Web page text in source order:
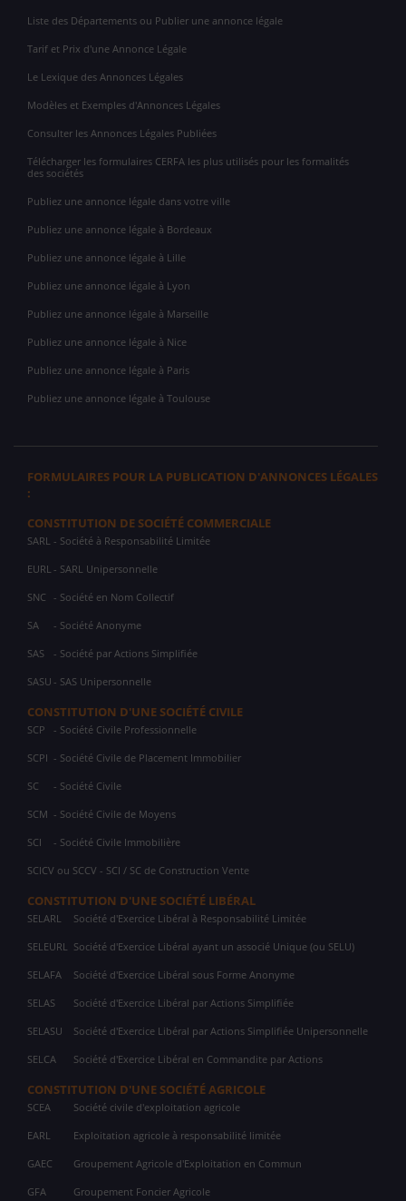
Liste des Départements ou Publier une annonce légale
Tarif et Prix d'une Annonce Légale
Le Lexique des Annonces Légales
Modèles et Exemples d'Annonces Légales
Consulter les Annonces Légales Publiées
Télécharger les formulaires CERFA les plus utilisés pour les formalités
des sociétés
Publiez une annonce légale dans votre ville
Publiez une annonce légale à Bordeaux
Publiez une annonce légale à Lille
Publiez une annonce légale à Lyon
Publiez une annonce légale à Marseille
Publiez une annonce légale à Nice
Publiez une annonce légale à Paris
Publiez une annonce légale à Toulouse
FORMULAIRES POUR LA PUBLICATION D'ANNONCES LÉGALES
:
CONSTITUTION DE SOCIÉTÉ COMMERCIALE
SARL - Société à Responsabilité Limitée
EURL - SARL Unipersonnelle
SNC - Société en Nom Collectif
SA - Société Anonyme
SAS - Société par Actions Simplifiée
SASU - SAS Unipersonnelle
CONSTITUTION D'UNE SOCIÉTÉ CIVILE
SCP - Société Civile Professionnelle
SCPI - Société Civile de Placement Immobilier
SC - Société Civile
SCM - Société Civile de Moyens
SCI - Société Civile Immobilière
SCICV ou SCCV - SCI / SC de Construction Vente
CONSTITUTION D'UNE SOCIÉTÉ LIBÉRAL
SELARL Société d'Exercice Libéral à Responsabilité Limitée
SELEURL Société d'Exercice Libéral ayant un associé Unique (ou SELU)
SELAFA Société d'Exercice Libéral sous Forme Anonyme
SELAS Société d'Exercice Libéral par Actions Simplifiée
SELASU Société d'Exercice Libéral par Actions Simplifiée Unipersonnelle
SELCA Société d'Exercice Libéral en Commandite par Actions
CONSTITUTION D'UNE SOCIÉTÉ AGRICOLE
SCEA Société civile d'exploitation agricole
EARL Exploitation agricole à responsabilité limitée
GAEC Groupement Agricole d'Exploitation en Commun
GFA Groupement Foncier Agricole